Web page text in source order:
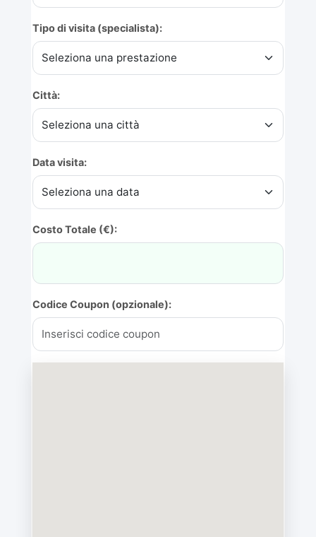
Tipo di visita (specialista):
Città:
Data visita:
Costo Totale (€):
Codice Coupon (opzionale):